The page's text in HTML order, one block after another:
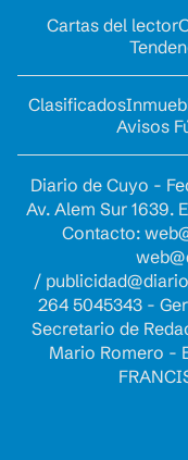
Cartas del lector
Clasificados
Avisos
Diario de Cuyo -
Av. Alem Sur 1639.
Contacto:
/
264 5045343 -
Secretario de
Mario Romero -